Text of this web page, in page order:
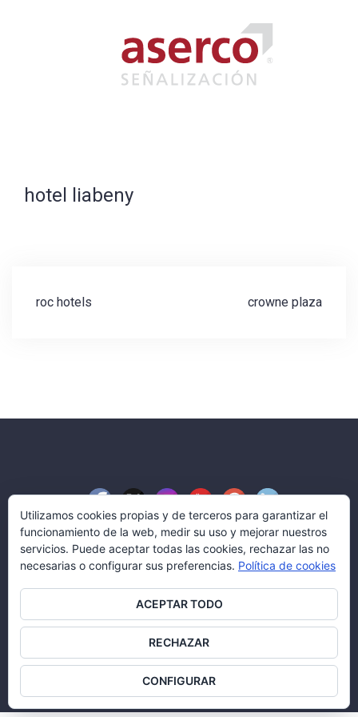
hotel liabeny
Navegación
roc hotels crowne plaza
Blog Aserco Señalización
© Aserco Señalización y Servicios, S.L.
Todos los derechos reservados.
Política legal|Política de cookies
Utilizamos cookies propias y de terceros para garantizar el
funcionamiento de la web, medir su uso y mejorar nuestros
servicios. Puede aceptar todas las cookies, rechazar las no
necesarias o configurar sus preferencias. Política de cookies
ACEPTAR TODO
RECHAZAR
CONFIGURAR